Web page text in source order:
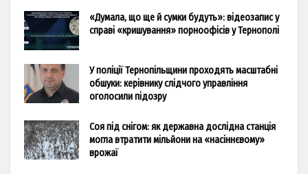
«Думала, що ще й сумки будуть»: відеозапис у
справі «кришування» порноофісів у Тернополі
У поліції Тернопільщини проходять масштабні
обшуки: керівнику слідчого управління
оголосили підозру
Соя під снігом: як державна дослідна станція
могла втратити мільйони на «насіннєвому»
врожаї